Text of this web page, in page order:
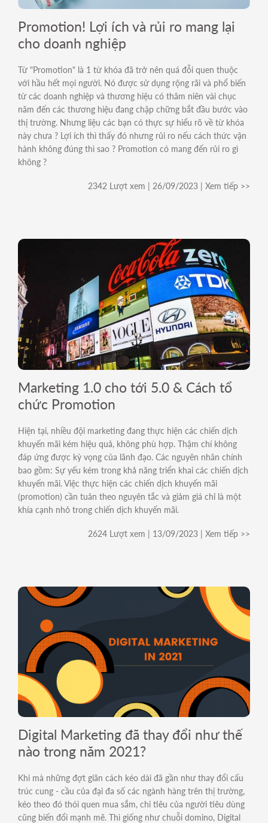
For Internal
Promotion! Lợi ích và rủi ro mang lại
cho doanh nghiệp
Từ "Promotion" là 1 từ khóa đã trở nên quá đỗi quen thuộc
với hầu hết mọi người. Nó được sử dụng rộng rãi và phổ biến
từ các doanh nghiệp và thương hiệu có thâm niên vài chục
năm đến các thương hiệu đang chập chững bắt đầu bước vào
thị trường. Nhưng liệu các bạn có thực sự hiểu rõ về từ khóa
này chưa ? Lợi ích thì thấy đó nhưng rủi ro nếu cách thức vận
hành không đúng thì sao ? Promotion có mang đến rủi ro gì
không ?
2342 Lượt xem | 26/09/2023 | Xem tiếp >>
Marketing 1.0 cho tới 5.0 & Cách tổ
chức Promotion
Hiện tại, nhiều đội marketing đang thực hiện các chiến dịch
khuyến mãi kém hiệu quả, không phù hợp. Thậm chí không
đáp ứng được kỳ vọng của lãnh đạo. Các nguyên nhân chính
bao gồm: Sự yếu kém trong khả năng triển khai các chiến dịch
khuyến mãi. Việc thực hiện các chiến dịch khuyến mãi
(promotion) cần tuân theo nguyên tắc và giảm giá chỉ là một
khía cạnh nhỏ trong chiến dịch khuyến mãi.
2624 Lượt xem | 13/09/2023 | Xem tiếp >>
Digital Marketing đã thay đổi như thế
nào trong năm 2021?
Khi mà những đợt giãn cách kéo dài đã gần như thay đổi cấu
trúc cung - cầu của đại đa số các ngành hàng trên thị trường,
kéo theo đó thói quen mua sắm, chi tiêu của người tiêu dùng
cũng biến đổi mạnh mẽ. Thì giống như chuỗi domino, Digital